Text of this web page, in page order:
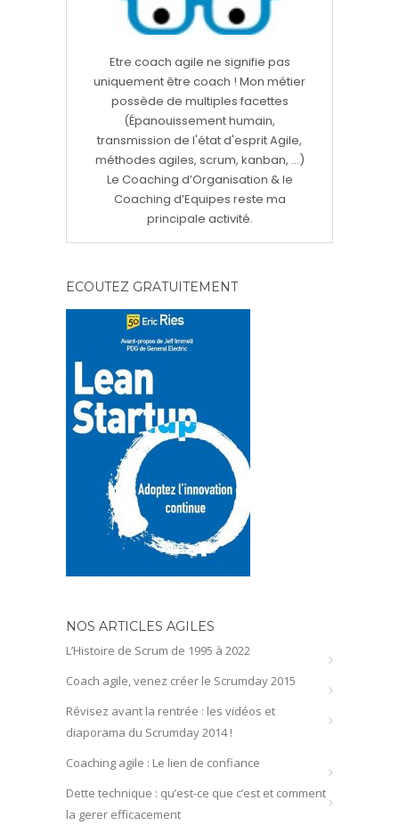
Etre coach agile ne signifie pas
uniquement être coach ! Mon métier
possède de multiples facettes
(Épanouissement humain,
transmission de l'état d'esprit Agile,
méthodes agiles, scrum, kanban, ...)
Le Coaching d’Organisation & le
Coaching d’Equipes reste ma
principale activité.
ECOUTEZ GRATUITEMENT
NOS ARTICLES AGILES
L’Histoire de Scrum de 1995 à 2022
Coach agile, venez créer le Scrumday 2015
Révisez avant la rentrée : les vidéos et
diaporama du Scrumday 2014 !
Coaching agile : Le lien de confiance
Dette technique : qu’est-ce que c’est et comment
la gerer efficacement